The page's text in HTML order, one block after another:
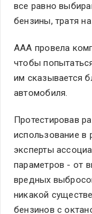
все равно
бензины, тратя
AAA провела
чтобы
им сказывается
автомобиля.
Протестировав
использование в
эксперты
параметров - от
вредных
никакой
бензинов с